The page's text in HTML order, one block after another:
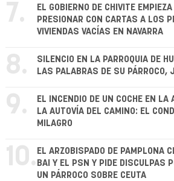
7.
EL GOBIERNO DE CHIVITE
PRESIONAR CON CARTAS A LOS
VIVIENDAS VACÍAS EN NAVARRA
8.
SILENCIO EN LA PARROQUIA DE
LAS PALABRAS DE SU PÁRROCO,
9.
EL INCENDIO DE UN COCHE EN LA
LA AUTOVÍA DEL CAMINO: EL
MILAGRO
10. EL ARZOBISPADO DE PAMPLONA
BAI Y EL PSN Y PIDE DISCULPAS
UN PÁRROCO SOBRE CEUTA